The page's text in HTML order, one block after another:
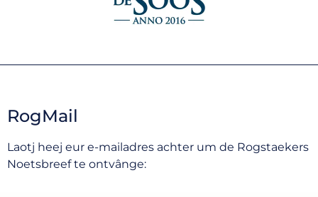
RogMail
Laotj heej eur e-mailadres achter um de Rogstaekers
Noetsbreef te ontvânge: